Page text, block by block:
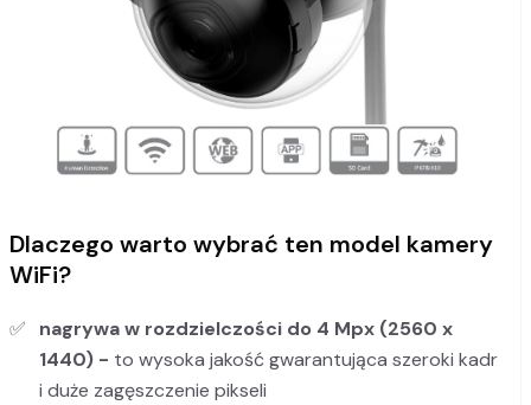
Dlaczego warto wybrać ten model kamery
WiFi?
nagrywa w rozdzielczości do 4 Mpx (2560 x
1440) - to wysoka jakość gwarantująca szeroki kadr
i duże zagęszczenie pikseli